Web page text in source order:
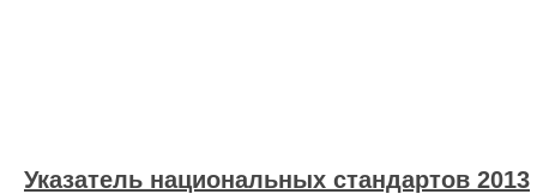
Указатель национальных стандартов 2013